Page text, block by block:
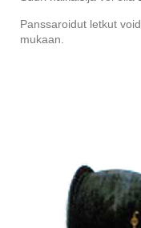
Panssaroidut letkut
mukaan.